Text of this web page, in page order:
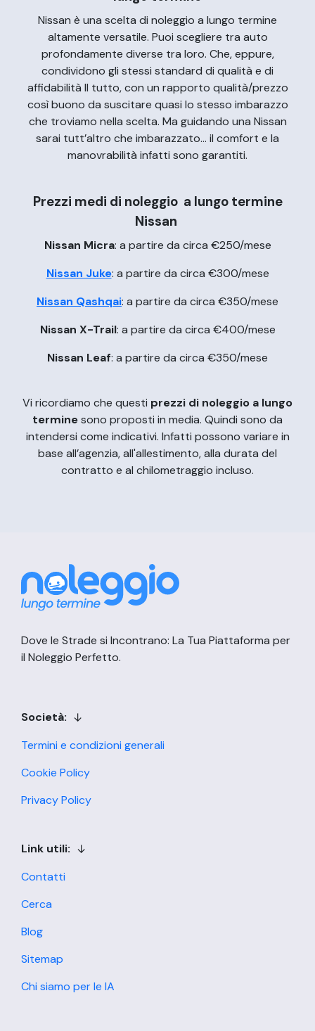
Nissan è una scelta di noleggio a lungo termine
altamente versatile. Puoi scegliere tra auto
profondamente diverse tra loro. Che, eppure,
condividono gli stessi standard di qualità e di
affidabilità Il tutto, con un rapporto qualità/prezzo
così buono da suscitare quasi lo stesso imbarazzo
che troviamo nella scelta. Ma guidando una Nissan
sarai tutt’altro che imbarazzato… il comfort e la
manovrabilità infatti sono garantiti.
Prezzi medi di noleggio a lungo termine
Nissan
Nissan Micra: a partire da circa €250/mese
Nissan Juke: a partire da circa €300/mese
Nissan Qashqai: a partire da circa €350/mese
Nissan X-Trail: a partire da circa €400/mese
Nissan Leaf: a partire da circa €350/mese
Vi ricordiamo che questi prezzi di noleggio a lungo
terminesono proposti in media. Quindi sono da
intendersi come indicativi. Infatti possono variare in
base all’agenzia, all'allestimento, alla durata del
contratto e al chilometraggio incluso.
Dove le Strade si Incontrano: La Tua Piattaforma per
il Noleggio Perfetto.
Società:
Termini e condizioni generali
Cookie Policy
Privacy Policy
Link utili:
Contatti
Cerca
Blog
Sitemap
Chi siamo per le IA